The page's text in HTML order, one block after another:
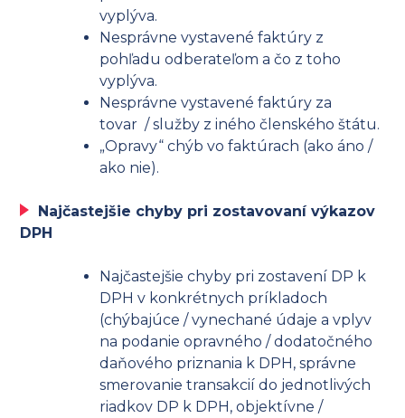
vyplýva.
Nesprávne vystavené faktúry z
pohľadu odberateľom a čo z toho
vyplýva.
Nesprávne vystavené faktúry za
tovar / služby z iného členského štátu.
„Opravy“ chýb vo faktúrach (ako áno /
ako nie).
Najčastejšie chyby pri zostavovaní výkazov
DPH
Najčastejšie chyby pri zostavení DP k
DPH v konkrétnych príkladoch
(chýbajúce / vynechané údaje a vplyv
na podanie opravného / dodatočného
daňového priznania k DPH, správne
smerovanie transakcií do jednotlivých
riadkov DP k DPH, objektívne /